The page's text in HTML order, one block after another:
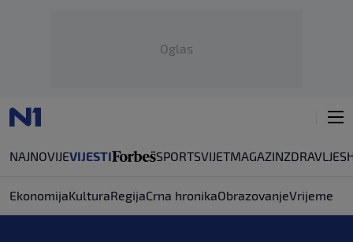
Oglas
NAJNOVIJEVIJESTI SPORTSVIJETMAGAZINZDRAVLJE
EkonomijaKulturaRegijaCrna hronikaObrazovanjeVrijeme